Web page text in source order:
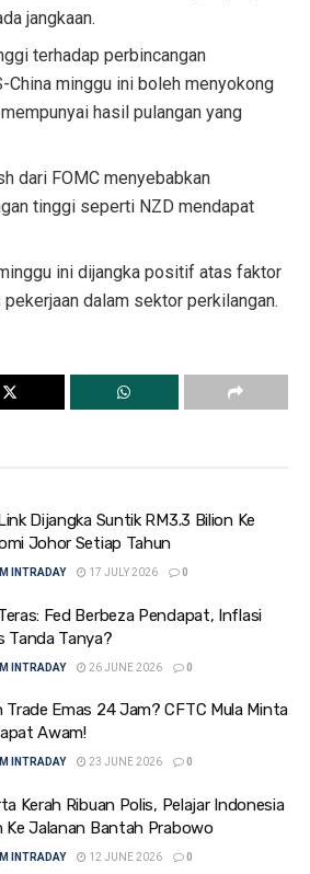
jangkaan.
terhadap perbincangan
China minggu ini boleh menyokong
hasil pulangan yang
dari FOMC menyebabkan
tinggi seperti NZD mendapat
ini dijangka positif atas faktor
dalam sektor perkilangan.
Dijangka Suntik RM3.3 Bilion Ke
Johor Setiap Tahun
INTRADAY 17 JULY 2026 0
Fed Berbeza Pendapat, Inflasi
Tanda Tanya?
INTRADAY 26 JUNE 2026 0
Trade Emas 24 Jam? CFTC Mula Minta
Awam!
INTRADAY 23 JUNE 2026 0
Kerah Ribuan Polis, Pelajar Indonesia
Ke Jalanan Bantah Prabowo
INTRADAY 12 JUNE 2026 0